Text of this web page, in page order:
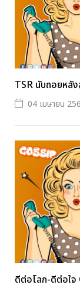
TSR นับถอยหลั
04 เมษายน
ดีต่อโลก-ดีต่อใจ